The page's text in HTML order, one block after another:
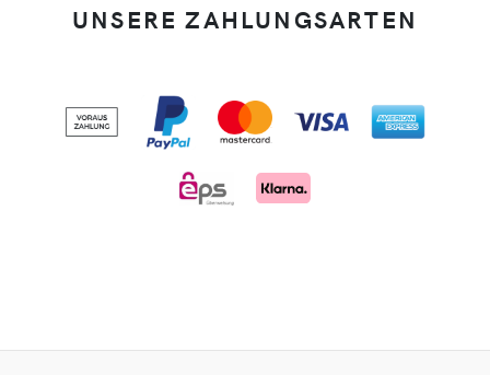
UNSERE ZAHLUNGSARTEN